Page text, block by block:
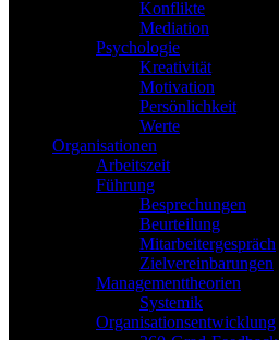
Konflikte
Mediation
Psychologie
Kreativität
Motivation
Persönlichkeit
Werte
Organisationen
Arbeitszeit
Führung
Besprechungen
Beurteilung
Mitarbeitergespräch
Zielvereinbarungen
Managementtheorien
Systemik
Organisationsentwicklung